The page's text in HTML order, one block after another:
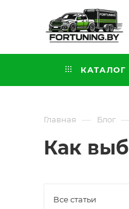
КАТАЛОГ
Главная — Блог
Как
Все статьи